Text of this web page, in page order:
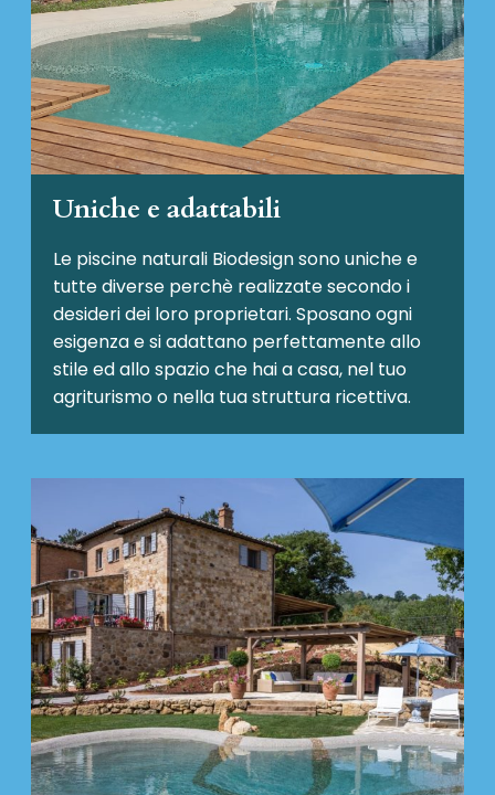
Uniche e adattabili
Le piscine naturali Biodesignsono uniche e
tutte diverse perchè realizzate secondo i
desideri dei loro proprietari. Sposano ogni
esigenza e si adattano perfettamente allo
stile ed allo spazio che hai a casa, nel tuo
agriturismo o nella tua struttura ricettiva.